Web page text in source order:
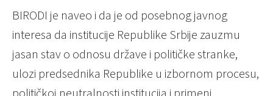
BIRODI je naveo i da je od posebnog javnog
interesa da institucije Republike Srbije zauzmu
jasan stav o odnosu države i političke stranke,
ulozi predsednika Republike u izbornom procesu,
političkoj neutralnosti institucija i primeni